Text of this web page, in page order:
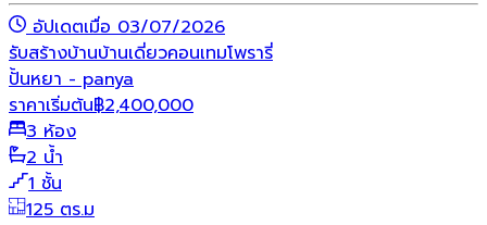
อัปเดตเมื่อ 03/07/2026
รับสร้างบ้านบ้านเดี่ยวคอนเทมโพรารี่
ปั้นหยา - panya
ราคาเริ่มต้น฿2,400,000
3 ห้อง
2 น้ำ
1 ชั้น
125 ตร.ม